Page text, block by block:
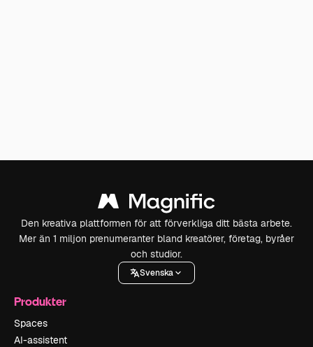
Den kreativa plattformen för att förverkliga ditt bästa arbete.
Mer än 1 miljon prenumeranter bland kreatörer, företag, byråer
och studior.
Svenska
Produkter
Spaces
AI-assistent